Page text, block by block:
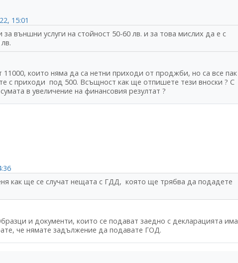
15:01
външни услуги на стойност 50-60 лв. и за това мислих да е с
които няма да са нетни приходи от проджби, но са все пак
с приходи под 500. Всъщност как ще отпишете тези вноски ? С
в увеличение на финансовия резултат ?
как ще се случат нещата с ГДД, която ще трябва да подадете
и документи, които се подават заедно с декларацията има
че нямате задължение да подавате ГОД.